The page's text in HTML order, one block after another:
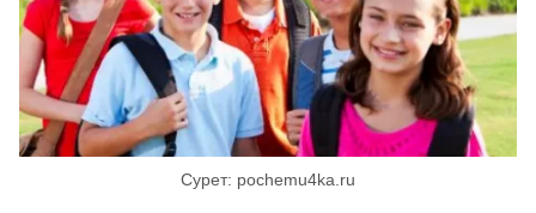
Сурет: pochemu4ka.ru